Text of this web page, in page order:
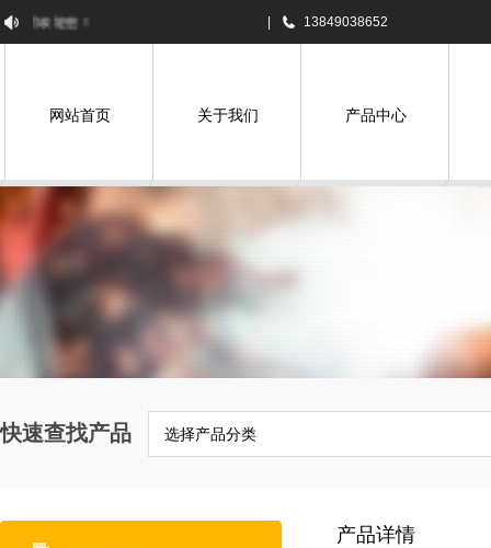
欢迎您！ 13849038652
网站首页 关于我们 产品中心
快速查找产品 选择产品分类
产品详情